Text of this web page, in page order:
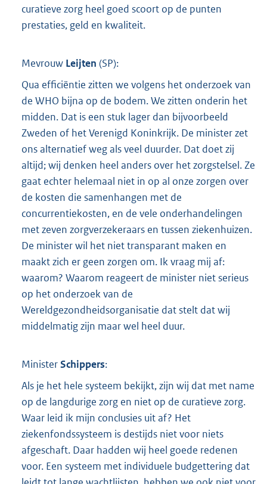
curatieve zorg heel goed scoort op de punten
prestaties, geld en kwaliteit.
Mevrouw Leijten (SP):
Qua efficiëntie zitten we volgens het onderzoek van
de WHO bijna op de bodem. We zitten onderin het
midden. Dat is een stuk lager dan bijvoorbeeld
Zweden of het Verenigd Koninkrijk. De minister zet
ons alternatief weg als veel duurder. Dat doet zij
altijd; wij denken heel anders over het zorgstelsel. Ze
gaat echter helemaal niet in op al onze zorgen over
de kosten die samenhangen met de
concurrentiekosten, en de vele onderhandelingen
met zeven zorgverzekeraars en tussen ziekenhuizen.
De minister wil het niet transparant maken en
maakt zich er geen zorgen om. Ik vraag mij af:
waarom? Waarom reageert de minister niet serieus
op het onderzoek van de
Wereldgezondheidsorganisatie dat stelt dat wij
middelmatig zijn maar wel heel duur.
MinisterSchippers:
Als je het hele systeem bekijkt, zijn wij dat met name
op de langdurige zorg en niet op de curatieve zorg.
Waar leid ik mijn conclusies uit af? Het
ziekenfondssysteem is destijds niet voor niets
afgeschaft. Daar hadden wij heel goede redenen
voor. Een systeem met individuele budgettering dat